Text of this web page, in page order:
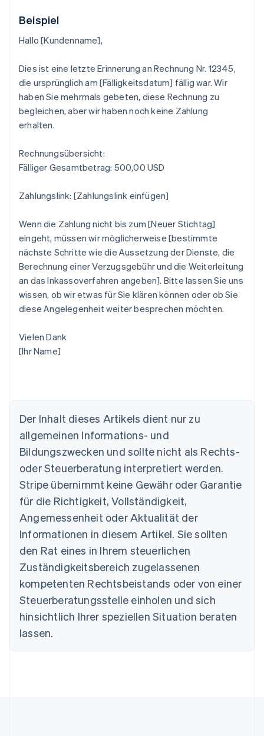
Beispiel
Hallo [Kundenname],
Dies ist eine letzte Erinnerung an Rechnung Nr. 12345,
die ursprünglich am [Fälligkeitsdatum] fällig war. Wir
haben Sie mehrmals gebeten, diese Rechnung zu
begleichen, aber wir haben noch keine Zahlung
erhalten.
Rechnungsübersicht:
Fälliger Gesamtbetrag: 500,00 USD
Zahlungslink: [Zahlungslink einfügen]
Wenn die Zahlung nicht bis zum [Neuer Stichtag]
eingeht, müssen wir möglicherweise [bestimmte
nächste Schritte wie die Aussetzung der Dienste, die
Berechnung einer Verzugsgebühr und die Weiterleitung
an das Inkassoverfahren angeben]. Bitte lassen Sie uns
wissen, ob wir etwas für Sie klären können oder ob Sie
diese Angelegenheit weiter besprechen möchten.
Vielen Dank
[Ihr Name]
Der Inhalt dieses Artikels dient nur zu
allgemeinen Informations- und
Bildungszwecken und sollte nicht als Rechts-
oder Steuerberatung interpretiert werden.
Stripe übernimmt keine Gewähr oder Garantie
für die Richtigkeit, Vollständigkeit,
Angemessenheit oder Aktualität der
Informationen in diesem Artikel. Sie sollten
den Rat eines in Ihrem steuerlichen
Zuständigkeitsbereich zugelassenen
kompetenten Rechtsbeistands oder von einer
Steuerberatungsstelle einholen und sich
hinsichtlich Ihrer speziellen Situation beraten
lassen.
Australien
Belgien
NederlandsFrançaisDeutschEnglish
PortuguêsEnglish
Bulgarien
English
Dänemark
English
Deutschland
Estland
English
Festlandchina
简体中文 English
Finnland
EnglishSvenska
FrançaisEnglish
Gibraltar